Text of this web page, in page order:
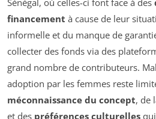
financement à cause de leur
informelle et du manque de
collecter des fonds via des
grand nombre de contributeurs.
adoption par les femmes reste
méconnaissance du concept, de
et des préférences culturelles